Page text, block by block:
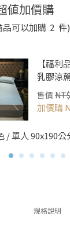
值加價購
品可以加購 2 件)
【福利
乳膠涼
售價
加價購
規格說明